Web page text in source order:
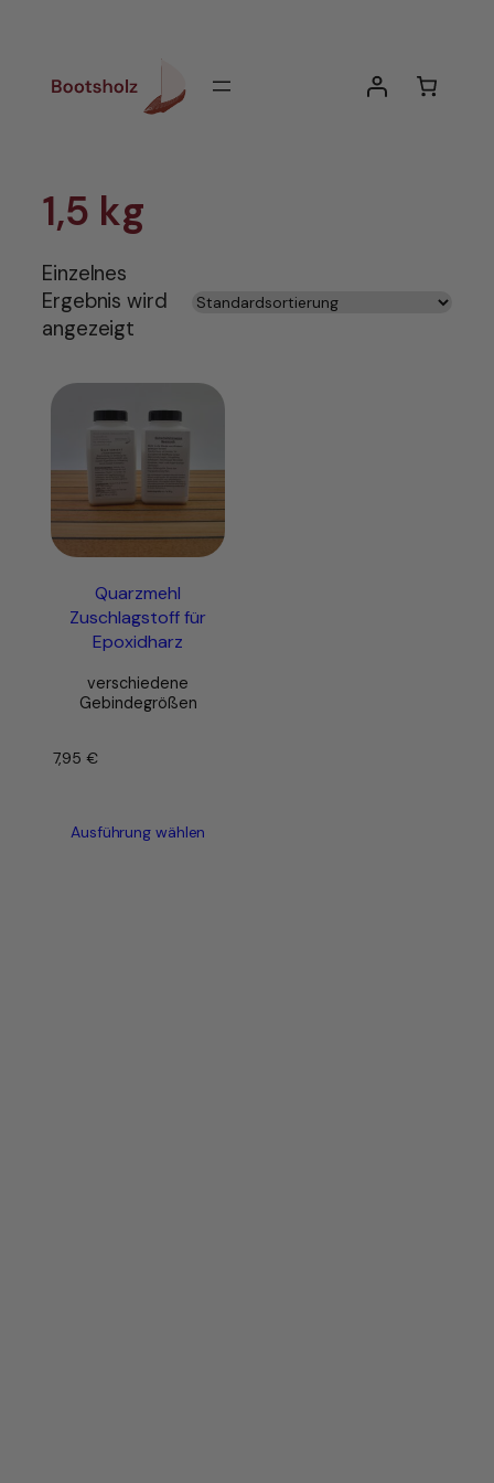
1,5 kg
Einzelnes
Ergebnis wird
angezeigt
Quarzmehl
Zuschlagstoff für
Epoxidharz
verschiedene
Gebindegrößen
7,95€
Ausführung wählen